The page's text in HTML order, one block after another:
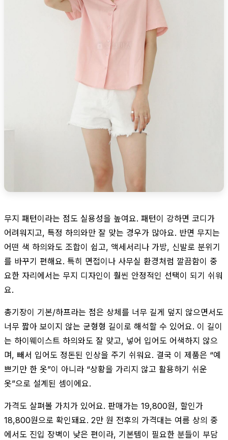
무지 패턴이라는 점도 실용성을 높여요. 패턴이 강하면 코디가
어려워지고, 특정 하의와만 잘 맞는 경우가 많아요. 반면 무지는
어떤 색 하의와도 조합이 쉽고, 액세서리나 가방, 신발로 분위기
를 바꾸기 편해요. 특히 면접이나 사무실 환경처럼 깔끔함이 중
요한 자리에서는 무지 디자인이 훨씬 안정적인 선택이 되기 쉬워
요.
총기장이 기본/하프라는 점은 상체를 너무 길게 덮지 않으면서도
너무 짧아 보이지 않는 균형형 길이로 해석할 수 있어요. 이 길이
는 하이웨이스트 하의와도 잘 맞고, 넣어 입어도 어색하지 않으
며, 빼서 입어도 정돈된 인상을 주기 쉬워요. 결국 이 제품은 “예
쁘기만 한 옷”이 아니라 “상황을 가리지 않고 활용하기 쉬운
옷”으로 설계된 셈이에요.
가격도 살펴볼 가치가 있어요. 판매가는 19,800원, 할인가
18,800원으로 확인돼요. 2만 원 전후의 가격대는 여름 상의 중
에서도 진입 장벽이 낮은 편이라, 기본템이 필요한 분들이 부담